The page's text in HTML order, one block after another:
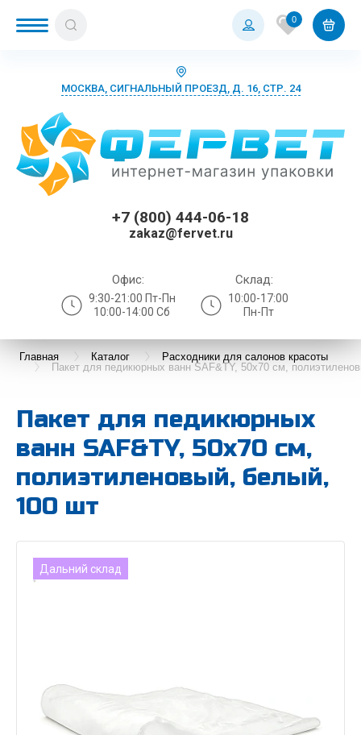
0
МОСКВА, СИГНАЛЬНЫЙ ПРОЕЗД, Д. 16, СТР. 24
+7 (800) 444-06-18
zakaz@fervet.ru
Офис:
9:30-21:00 Пт-Пн
10:00-14:00 Сб
Склад:
10:00-17:00
Пн-Пт
Главная Каталог
Расходники для салонов красоты
Пакет для педикюрных ванн SAF&TY, 50х70 см,
Пакет для педикюрных
ванн SAF&TY, 50х70 см,
полиэтиленовый, белый,
100 шт
Дальний склад